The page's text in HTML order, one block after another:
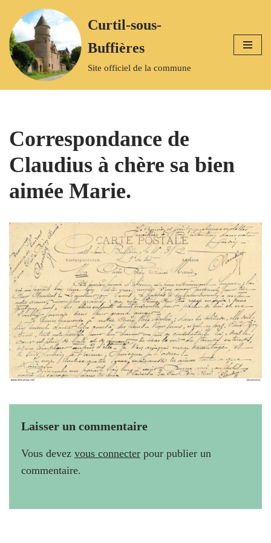
Aller
au
contenu
Curtil-sous-
Buffières
Site officiel de la commune
Correspondance de
Claudius à chère sa bien
aimée Marie.
Laisser un commentaire
Vous devez vous connecter pour publier un
commentaire.